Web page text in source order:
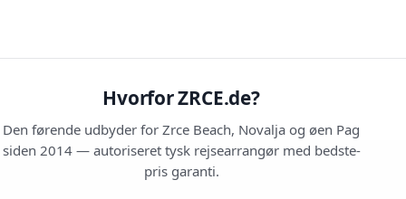
Hvorfor ZRCE.de?
Den førende udbyder for Zrce Beach, Novalja og øen Pag
siden 2014 — autoriseret tysk rejsearrangør med bedste-
pris garanti.